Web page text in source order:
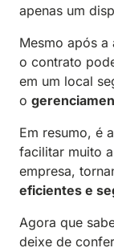
apenas um
Mesmo após a
o contrato
em um local
o
Em resumo, é
facilitar muito a
empresa,
eficientes e
Agora que
deixe de